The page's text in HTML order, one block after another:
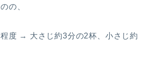
の、
度 → 大さじ約3分の2杯、小さじ約